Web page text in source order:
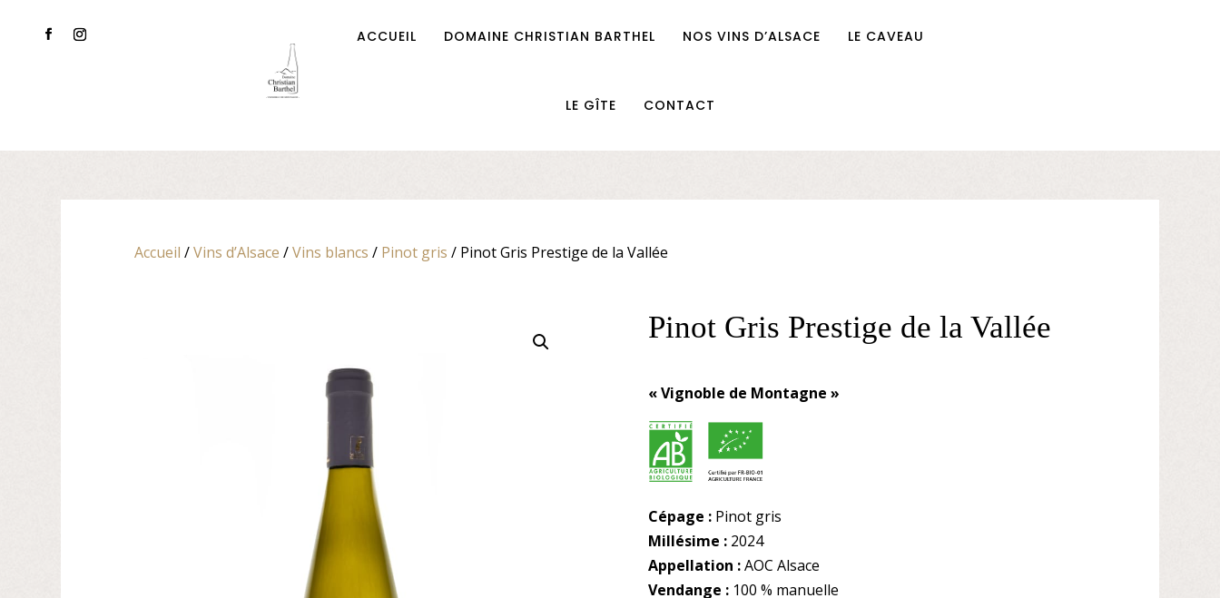
ACCUEIL DOMAINE CHRISTIAN BARTHEL NOS VINS D’ALSACE LE CAVEAU
LE GÎTE CONTACT
Accueil /Vins d’Alsace /Vins blancs / Pinot gris / Pinot Gris Prestige de la Vallée
Pinot Gris Prestige de la Vallée
« Vignoble de Montagne »
Cépage : Pinot gris
Millésime : 2024
Appellation :AOC Alsace
Vendange : 100 % manuelle